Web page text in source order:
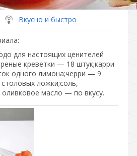
Вкусно и быстро
:
для настоящих ценителей
креветки — 18 штук;карри
одного лимона;черри — 9
ложки;соль,
масло — по вкусу.